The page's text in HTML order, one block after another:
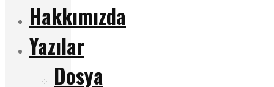
Hakkımızda
Yazılar
Dosya